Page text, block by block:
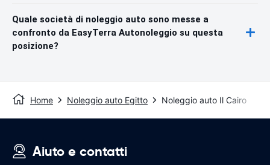
Quale società di noleggio auto sono messe a
confronto da EasyTerra Autonoleggio su questa
posizione?
Home Noleggio auto Egitto Noleggio auto Il Cairo
Aiuto e contatti